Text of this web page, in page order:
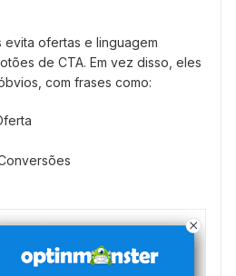
evita ofertas e linguagem
de CTA. Em vez disso, eles
com frases como: